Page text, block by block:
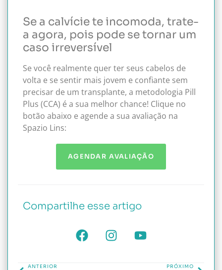
Se a calvície te incomoda, trate-
a agora, pois pode se tornar um
caso irreversível
Se você realmente quer ter seus cabelos de
volta e se sentir mais jovem e confiante sem
precisar de um transplante, a metodologia Pill
Plus (CCA) é a sua melhor chance! Clique no
botão abaixo e agende a sua avaliação na
Spazio Lins:
AGENDAR AVALIAÇÃO
Compartilhe esse artigo
ANTERIOR PRÓXIMO